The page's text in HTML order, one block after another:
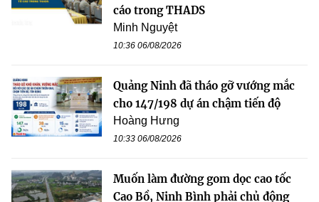
cáo trong THADS
Minh Nguyệt
10:36 06/08/2026
Quảng Ninh đã tháo gỡ vướng mắc
cho 147/198 dự án chậm tiến độ
Hoàng Hưng
10:33 06/08/2026
Muốn làm đường gom dọc cao tốc
Cao Bồ, Ninh Bình phải chủ động